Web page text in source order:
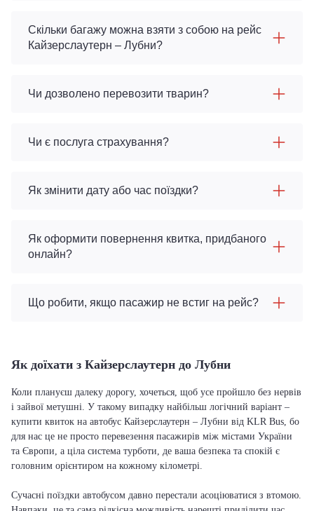
Скільки багажу можна взяти з собою на рейс
Кайзерслаутерн – Лубни?
Чи дозволено перевозити тварин?
Чи є послуга страхування?
Як змінити дату або час поїздки?
Як оформити повернення квитка, придбаного
онлайн?
Що робити, якщо пасажир не встиг на рейс?
Як доїхати з Кайзерслаутерн до Лубни
Коли плануєш далеку дорогу, хочеться, щоб усе пройшло без нервів
і зайвої метушні. У такому випадку найбільш логічний варіант –
купити квиток на автобус Кайзерслаутерн – Лубни від KLR Bus, бо
для нас це не просто перевезення пасажирів між містами України
та Європи, а ціла система турботи, де ваша безпека та спокій є
головним орієнтиром на кожному кілометрі.
Сучасні поїздки автобусом давно перестали асоціюватися з втомою.